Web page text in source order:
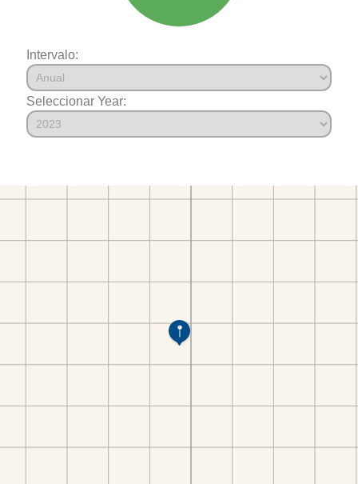
Intervalo:
Seleccionar Year: